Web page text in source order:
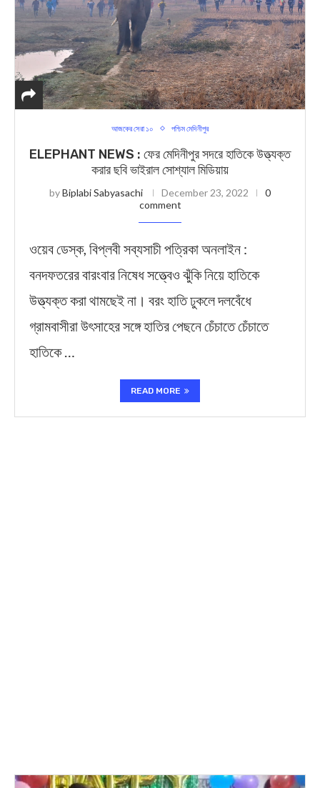
আজকের সেরা ১০ পশ্চিম মেদিনীপুর
ELEPHANT NEWS : ফের মেদিনীপুর সদরে হাতিকে উত্ত্যক্ত
করার ছবি ভাইরাল সোশ্যাল মিডিয়ায়
byBiplabi Sabyasachi December 23, 2022
0
comment
ওয়েব ডেস্ক, বিপ্লবী সব্যসাচী পত্রিকা অনলাইন :
বনদফতরের বারংবার নিষেধ সত্ত্বেও ঝুঁকি নিয়ে হাতিকে
উত্ত্যক্ত করা থামছেই না। বরং হাতি ঢুকলে দলবেঁধে
গ্রামবাসীরা উৎসাহের সঙ্গে হাতির পেছনে চেঁচাতে চেঁচাতে
হাতিকে …
READ MORE